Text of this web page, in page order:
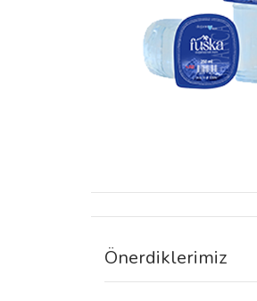
Önerdiklerimiz